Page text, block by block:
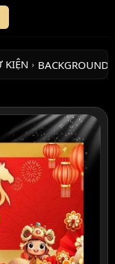
KIỆN › BACKGROUND